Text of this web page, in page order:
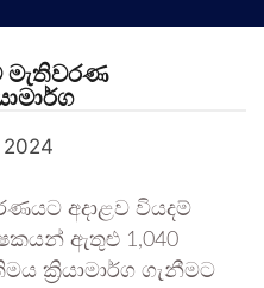
මැතිවරණ
2024
අදාළව වියදම්
ඇතුළු 1,040
ක්‍රියාමාර්ග ගැනීමට